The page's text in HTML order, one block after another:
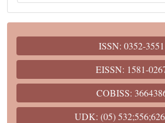
ISSN: 0352-3551
EISSN: 1581-
COBISS:
UDK: (05)